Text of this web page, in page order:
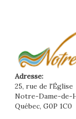
Adresse:
25, rue de l'Église
Notre-Dame-de-
Québec, G0P 1C0